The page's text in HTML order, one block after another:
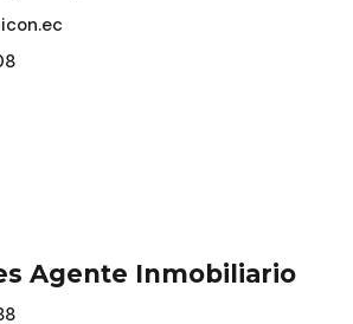
Agente Inmobiliario